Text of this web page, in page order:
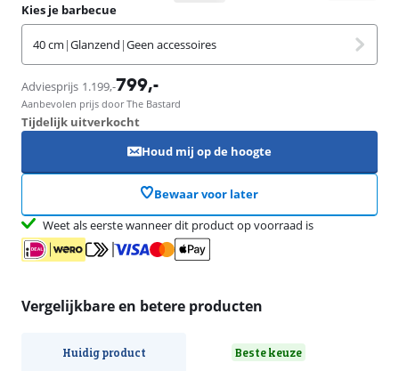
Kies je barbecue
40 cm |Glanzend |Geen accessoires
Adviesprijs 1.199,-799,-
Aanbevolen prijs door The Bastard
Tijdelijk uitverkocht
Houd mij op de hoogte
Bewaar voor later
Weet als eerste wanneer dit product op voorraad is
Vergelijkbare en betere producten
Huidig product Beste keuze